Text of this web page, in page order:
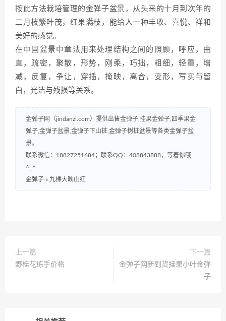
按此方法栽培管理的金弹子盆景，从头来的十月到次年的
二月枝繁叶茂，红果满枝，能给人一种丰收、喜悦、祥和
美好的感觉。
在中国盆景中章法用来处理结构之间的照顾，呼应，曲
直，疏密，聚散，形势，刚柔，巧拙，粗细，轻重，增
减，反复，争让，穿插，掩映，离合，变形，写实与留
白，光洁与残损等关系。
金弹子网（jindanzi.com）提供出售金弹子,挂果金弹子,四季果金
弹子,金弹子盆景,金弹子下山桩,金弹子树桩盆景等各类金弹子盆
景。
联系微信：18827251684；联系QQ：408843888，等着你哦
^_^
金弹子 » 九棵大映山红
上一篇
野桂花练手价格
下一篇
金弹子网新到货挂果小叶金弹
子